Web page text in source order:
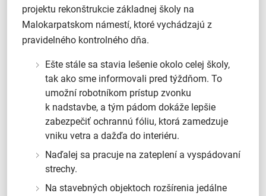
projektu rekonštrukcie základnej školy na
Malokarpatskom námestí, ktoré vychádzajú z
pravidelného kontrolného dňa.
Ešte stále sa stavia lešenie okolo celej školy,
tak ako sme informovali pred týždňom. To
umožní robotníkom prístup zvonku
k nadstavbe, a tým pádom dokáže lepšie
zabezpečiť ochrannú fóliu, ktorá zamedzuje
vniku vetra a dažďa do interiéru.
Naďalej sa pracuje na zateplení a vyspádovaní
strechy.
Na stavebných objektoch rozšírenia jedálne